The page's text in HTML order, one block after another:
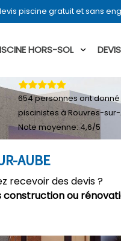
piscine gratuit et sans
HORS-SOL
AUBE
recevoir des devis ?
construction ou
654personnes ont
piscinistes à Rouvres-
Note moyenne:4,6/5